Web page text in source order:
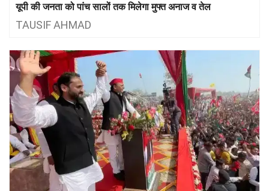
यूपी की जनता को पांच सालों तक मिलेगा मुफ्त अनाज व तेल
TAUSIF AHMAD